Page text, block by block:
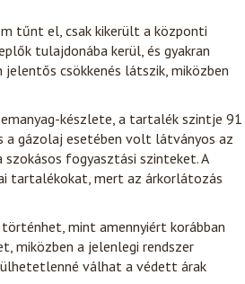
tűnt el, csak kikerült a központi
tulajdonába kerül, és gyakran
csökkenés látszik, miközben
készlete, a tartalék szintje 91
a gázolaj esetében volt látványos az
fogyasztási szinteket. A
tartalékokat, mert az árkorlátozás
mint amennyiért korábban
miközben a jelenlegi rendszer
válhat a védett árak